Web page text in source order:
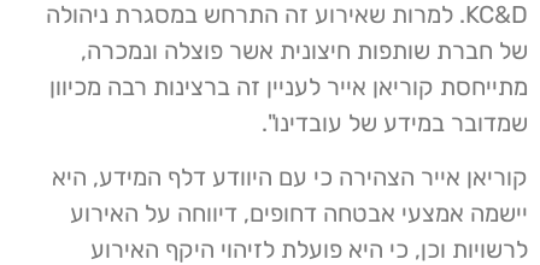
KC&D. למרות שאירוע זה התרחש במסגרת ניהולה
של חברת שותפות חיצונית אשר פוצלה ונמכרה,
מתייחסת קוריאן אייר לעניין זה ברצינות רבה מכיוון
שמדובר במידע של עובדינו".
קוריאן אייר הצהירה כי עם היוודע דלף המידע, היא
יישמה אמצעי אבטחה דחופים, דיווחה על האירוע
לרשויות וכן, כי היא פועלת לזיהוי היקף האירוע